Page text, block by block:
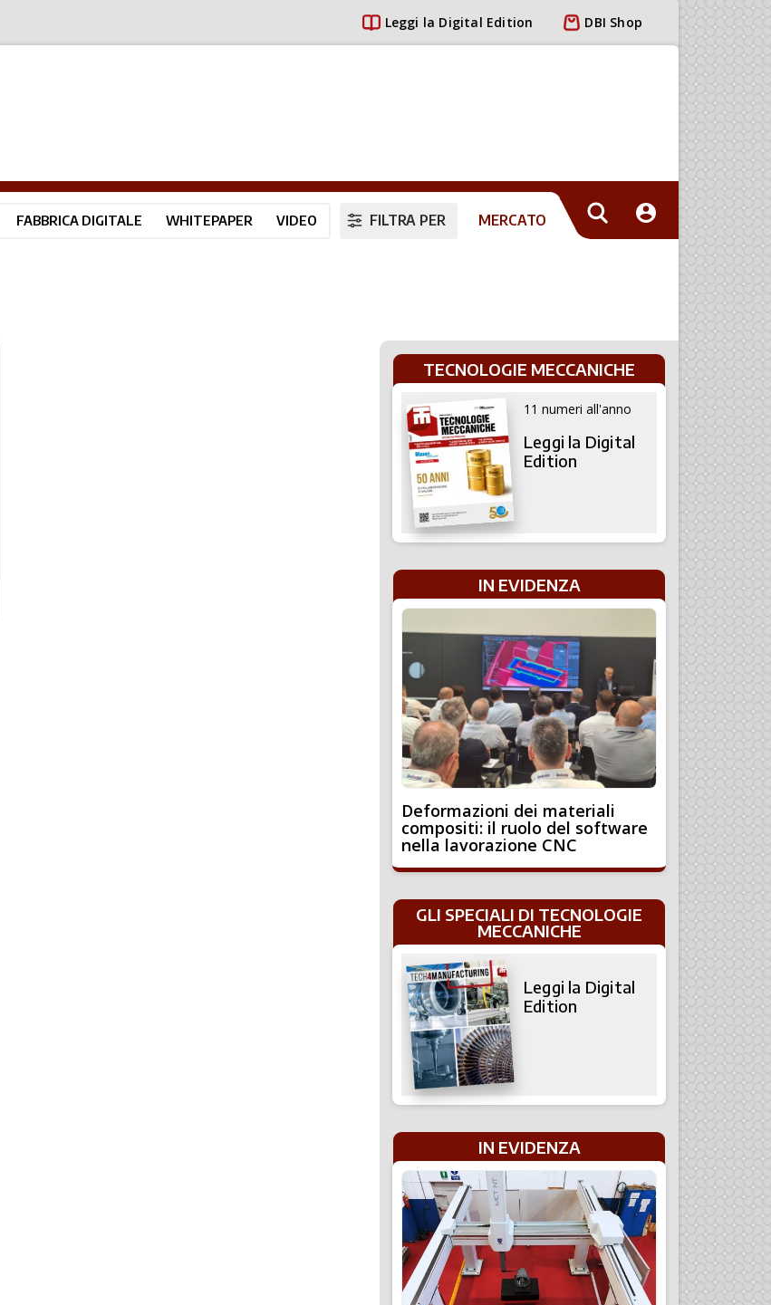
Leggi la Digital Edition DBI Shop
FABBRICA DIGITALE WHITEPAPER VIDEO FILTRA PER MERCATO
TECNOLOGIE MECCANICHE
11 numeri all'anno
Leggi la Digital
Edition
IN EVIDENZA
Deformazioni dei materiali
compositi: il ruolo del software
nella lavorazione CNC
GLI SPECIALI DI TECNOLOGIE
MECCANICHE
Leggi la Digital
Edition
IN EVIDENZA